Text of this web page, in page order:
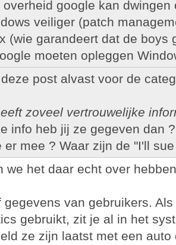
google kan dwingen
veiliger (patch
(wie garandeert dat de boys
moeten opleggen
post alvast voor de
zoveel vertrouwelijke
info heb jij ze gegeven dan
er mee ? Waar zijn de "I'll
we het daar echt over
gegevens van gebruikers.
gebruikt, zit je al in het
ze zijn laatst met een